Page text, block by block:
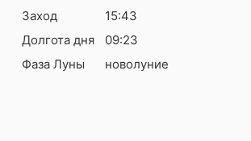
Заход
15:43
Долгота дня
09:23
Фаза Луны
новолуние